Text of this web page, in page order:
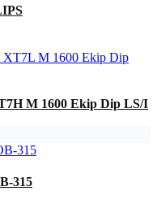
M 1600 Ekip Dip LS/I
315